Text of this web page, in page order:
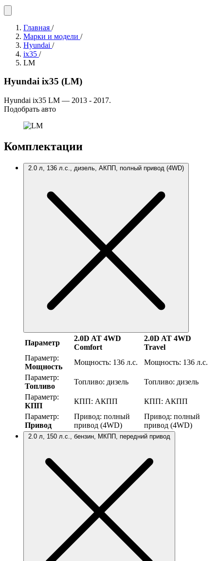
Главная /
Марки и модели /
Hyundai /
ix35 /
LM
Hyundai ix35 (LM)
Hyundai ix35 LM — 2013 - 2017.
Подобрать авто
Комплектации
2.0 л, 136 л.с., дизель, АКПП, полный привод (4WD)
Параметр
2.0D AT 4WD
Comfort
2.0D AT 4WD
Travel
Параметр:
Мощность
Мощность: 136 л.с. Мощность: 136 л.с.
Параметр:
Топливо
Топливо: дизель Топливо: дизель
Параметр:
КПП
КПП: АКПП КПП: АКПП
Параметр:
Привод
Привод: полный
привод (4WD)
Привод: полный
привод (4WD)
2.0 л, 150 л.с., бензин, МКПП, передний привод